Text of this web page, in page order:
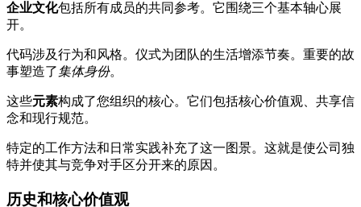
企业文化包括所有成员的共同参考。它围绕三个基本轴心展
开。
代码涉及行为和风格。仪式为团队的生活增添节奏。重要的故
事塑造了集体身份。
这些元素构成了您组织的核心。它们包括核心价值观、共享信
念和现行规范。
特定的工作方法和日常实践补充了这一图景。这就是使公司独
特并使其与竞争对手区分开来的原因。
历史和核心价值观